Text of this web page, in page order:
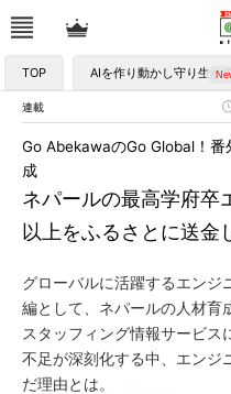
TOP AIを作り動かし守り生か
連載
ネパールの最高学府卒
以上をふるさとに送金
Go AbekawaのGo Global！
成
グローバルに活躍するエンジ
編として、ネパールの人材育
スタッフィング情報サービス
不足が深刻化する中、エンジ
だ理由とは。